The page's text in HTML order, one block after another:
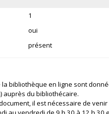
1
oui
présent
bibliothèque en ligne sont
auprès du bibliothécaire.
il est nécessaire de